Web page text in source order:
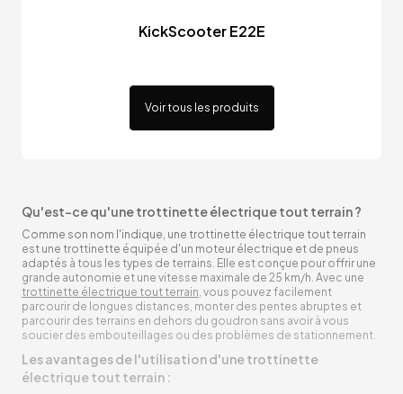
KickScooter E22E
Voir tous les produits
Qu'est-ce qu'une trottinette électrique tout terrain ?
Comme son nom l'indique, une trottinette électrique tout terrain
est une trottinette équipée d'un moteur électrique et de pneus
adaptés à tous les types de terrains. Elle est conçue pour offrir une
grande autonomie et une vitesse maximale de 25 km/h. Avec une
trottinette électrique tout terrain, vous pouvez facilement
parcourir de longues distances, monter des pentes abruptes et
parcourir des terrains en dehors du goudron sans avoir à vous
soucier des embouteillages ou des problèmes de stationnement.
Les avantages de l'utilisation d'une trottinette
électrique tout terrain :